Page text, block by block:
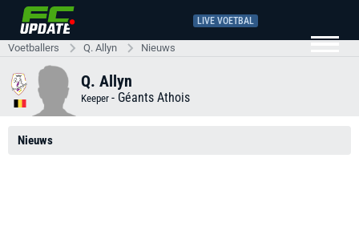
LIVE VOETBAL
Voetballers Q. Allyn Nieuws
Q. Allyn
Keeper - Géants Athois
Nieuws